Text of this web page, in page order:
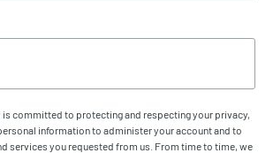
is committed to protecting and respecting your privacy,
information to administer your account and to
services you requested from us. From time to time, we